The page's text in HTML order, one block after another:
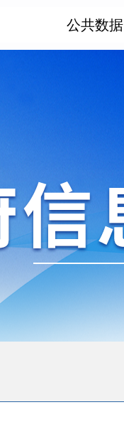
公共数据